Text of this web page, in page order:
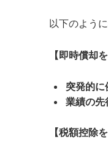
以下のよう
【即時償却
突発的に
業績の先
【税額控除